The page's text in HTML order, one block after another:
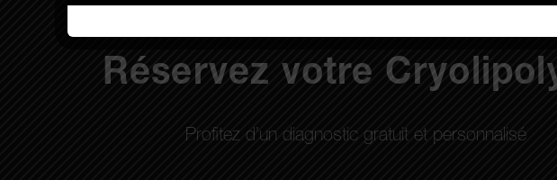
Réservez votre
Profitez d’un diagnostic gratuit et personnalisé